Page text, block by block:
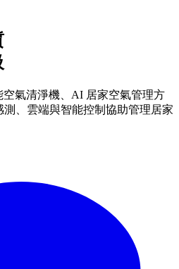
氣清淨機、AI 居家空氣管理方
、雲端與智能控制協助管理居家